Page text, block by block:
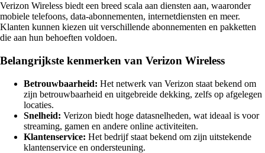
Verizon Wireless biedt een breed scala aan diensten aan, waaronder
mobiele telefoons, data-abonnementen, internetdiensten en meer.
Klanten kunnen kiezen uit verschillende abonnementen en pakketten
die aan hun behoeften voldoen.
Belangrijkste kenmerken van Verizon Wireless
Betrouwbaarheid: Het netwerk van Verizon staat bekend om
zijn betrouwbaarheid en uitgebreide dekking, zelfs op afgelegen
locaties.
Snelheid: Verizon biedt hoge datasnelheden, wat ideaal is voor
streaming, gamen en andere online activiteiten.
Klantenservice: Het bedrijf staat bekend om zijn uitstekende
klantenservice en ondersteuning.